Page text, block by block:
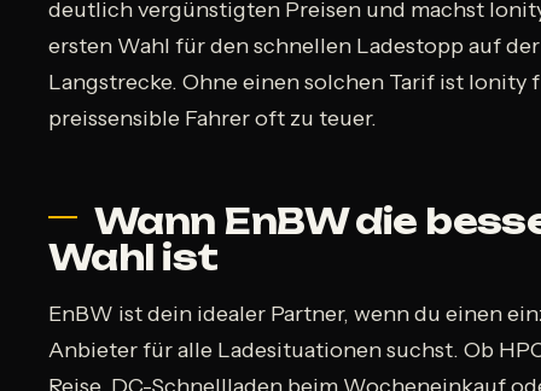
deutlich vergünstigten Preisen und machst
ersten Wahl für den schnellen Ladestopp auf der
Langstrecke. Ohne einen solchen Tarif ist Ionity
preissensible Fahrer oft zu teuer.
Wann EnBW die
Wahl ist
EnBW ist dein idealer Partner, wenn du einen
Anbieter für alle Ladesituationen suchst. Ob